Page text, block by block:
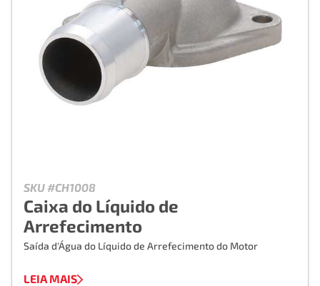
SKU #CH1008
Caixa do Líquido de
Arrefecimento
Saída d'Água do Líquido de Arrefecimento do Motor
LEIA MAIS